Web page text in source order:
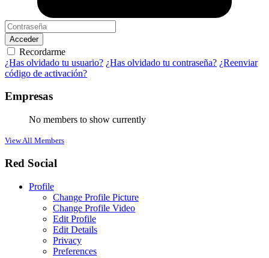
Acceder
Recordarme
¿Has olvidado tu usuario? ¿Has olvidado tu contraseña? ¿Reenviar
código de activación?
Empresas
No members to show currently
View All Members
Red Social
Profile
Change Profile Picture
Change Profile Video
Edit Profile
Edit Details
Privacy
Preferences